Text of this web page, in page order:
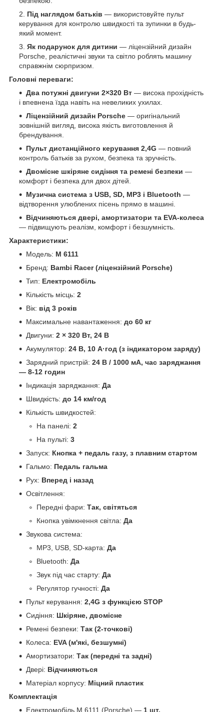
Під наглядом батьків — використовуйте пульт
керування для контролю швидкості та зупинки в будь-
який момент.
Як подарунок для дитини — ліцензійний дизайн
Porsche, реалістичні звуки та світло роблять машину
справжнім сюрпризом.
Головні переваги:
Два потужні двигуни 2×320 Вт — висока прохідність
і впевнена їзда навіть на невеликих ухилах.
Ліцензійний дизайн Porsche — оригінальний
зовнішній вигляд, висока якість виготовлення й
брендування.
Пульт дистанційного керування 2,4G — повний
контроль батьків за рухом, безпека та зручність.
Двомісне шкіряне сидіння та ремені безпеки —
комфорт і безпека для двох дітей.
Музична система з USB, SD, MP3 і Bluetooth —
відтворення улюблених пісень прямо в машині.
Відчиняються двері, амортизатори та EVA-колеса
— підвищують реалізм, комфорт і безшумність.
Характеристики:
Модель: M 6111
Бренд: Bambi Racer (ліцензійний Porsche)
Тип: Електромобіль
Кількість місць: 2
Вік: від 3 років
Максимальне навантаження: до 60 кг
Двигуни: 2 × 320 Вт, 24 В
Акумулятор: 24 В, 10 А·год (з індикатором заряду)
Зарядний пристрій: 24 В / 1000 мА, час заряджання
— 8-12 годин
Індикація заряджання: Да
Швидкість: до 14 км/год
Кількість швидкостей:
На панелі: 2
На пульті: 3
Запуск: Кнопка + педаль газу, з плавним стартом
Гальмо: Педаль гальма
Рух: Вперед і назад
Освітлення:
Передні фари: Так, світяться
Кнопка увімкнення світла: Да
Звукова система:
MP3, USB, SD-карта: Да
Bluetooth: Да
Звук під час старту: Да
Регулятор гучності: Да
Пульт керування: 2,4G з функцією STOP
Сидіння: Шкіряне, двомісне
Ремені безпеки: Так (2-точкові)
Колеса: EVA (м'які, безшумні)
Амортизатори: Так (передні та задні)
Двері: Відчиняються
Матеріал корпусу: Міцний пластик
Комплектація
Електромобіль M 6111 (Porsche) — 1 шт.